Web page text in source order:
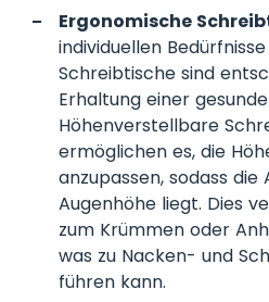
Ergonomische
individuellen
Schreibtische sind
Erhaltung einer
Höhenverstellbare
ermöglichen es, die
anzupassen, sodass
Augenhöhe liegt. Dies
zum Krümmen oder
was zu Nacken- und
führen kann.